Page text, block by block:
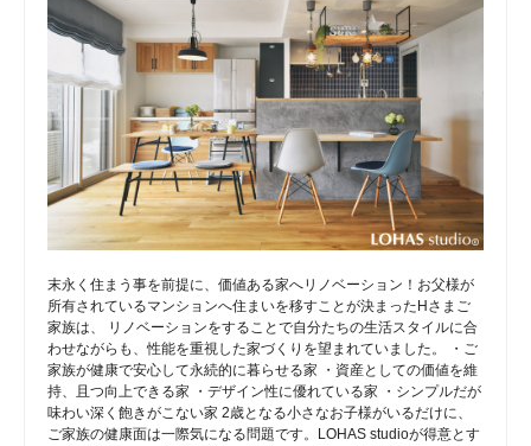
末永く住まう事を前提に、価値ある家へリノベーション！お父様が
所有されているマンションへ住まいを移すことが決まったHさまご
家族は、 リノベーションをすることで自分たちの生活スタイルに合
わせながらも、性能を重視した家づくりを望まれていました。 ・ご
家族が健康で安心して永続的に暮らせる家 ・資産としての価値を維
持、且つ向上できる家 ・デザイン性に優れている家 ・シンプルだが
味わい深く飽きがこない家 2歳となる小さなお子様がいるだけに、
ご家族の健康面は一際気になる問題です。LOHAS studioが得意とす